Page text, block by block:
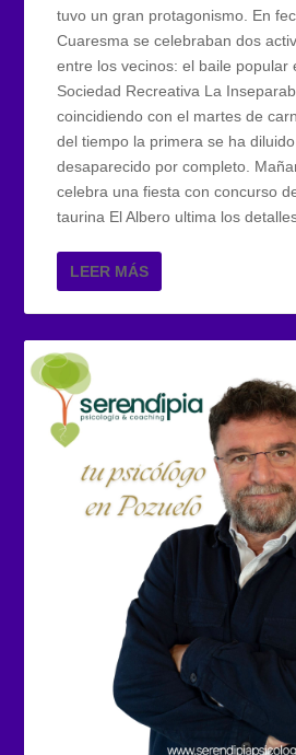
tuvo un gran protagonismo. En
Cuaresma se celebraban dos
entre los vecinos: el baile popular
Sociedad Recreativa La
coincidiendo con el martes de
del tiempo la primera se ha
desaparecido por completo.
celebra una fiesta con concurso
taurina El Albero ultima los
LEER MÁS